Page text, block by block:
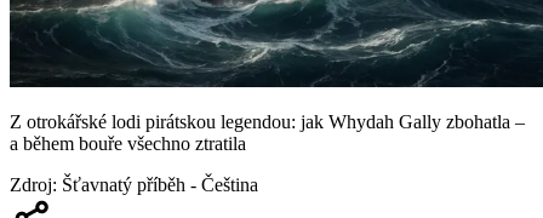
Z otrokářské lodi pirátskou legendou: jak Whydah Gally zbohatla –
a během bouře všechno ztratila
Zdroj: Šťavnatý příběh - Čeština